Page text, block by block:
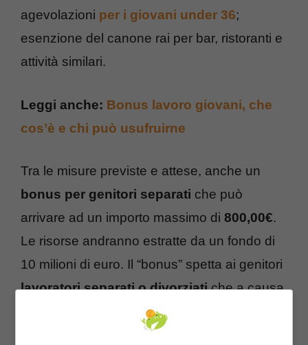
agevolazioni per i giovani under 36;
esenzione del canone rai per bar, ristoranti e
attività similari.
Leggi anche: Bonus lavoro giovani, che
cos’è e chi può usufruirne
Tra le misure previste e attese, anche un
bonus per genitori separati che può
arrivare ad un importo massimo di 800,00€.
Le risorse andranno estratte da un fondo di
10 milioni di euro. Il “bonus” spetta ai genitori
lavoratori separati o divorziatiche a causa
della pandemia hanno cessato, ridotto o
sospeso l’attività lavorativa, interrompendo